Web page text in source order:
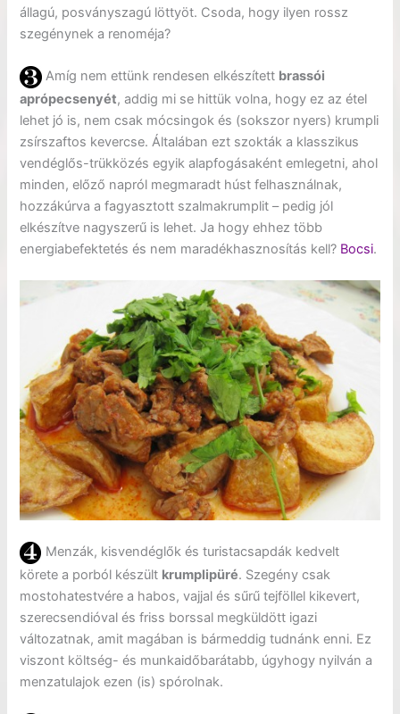
állagú, posványszagú löttyöt. Csoda, hogy ilyen rossz
szegénynek a renoméja?
Amíg nem ettünk rendesen elkészített brassói
aprópecsenyét, addig mi se hittük volna, hogy ez az étel
lehet jó is, nem csak mócsingok és (sokszor nyers) krumpli
zsírszaftos kevercse. Általában ezt szokták a klasszikus
vendéglős-trükközés egyik alapfogásaként emlegetni, ahol
minden, előző napról megmaradt húst felhasználnak,
hozzákúrva a fagyasztott szalmakrumplit – pedig jól
elkészítve nagyszerű is lehet. Ja hogy ehhez több
energiabefektetés és nem maradékhasznosítás kell? Bocsi.
Menzák, kisvendéglők és turistacsapdák kedvelt
körete a porból készült krumplipüré. Szegény csak
mostohatestvére a habos, vajjal és sűrű tejföllel kikevert,
szerecsendióval és friss borssal megküldött igazi
változatnak, amit magában is bármeddig tudnánk enni. Ez
viszont költség- és munkaidőbarátabb, úgyhogy nyilván a
menzatulajok ezen (is) spórolnak.